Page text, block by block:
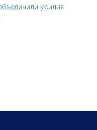
усилия